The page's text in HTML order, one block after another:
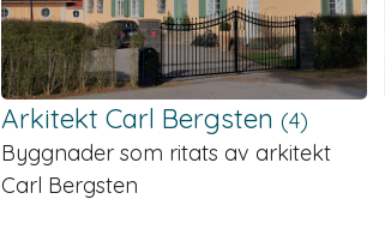
Arkitekt Carl Bergsten (4)
Byggnader som ritats av arkitekt
Carl Bergsten